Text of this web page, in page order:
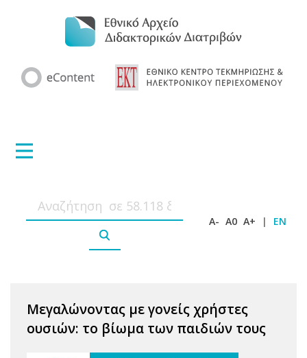
A- A0 A+ | EN
Μεγαλώνοντας με γονείς χρήστες
ουσιών: το βίωμα των παιδιών τους